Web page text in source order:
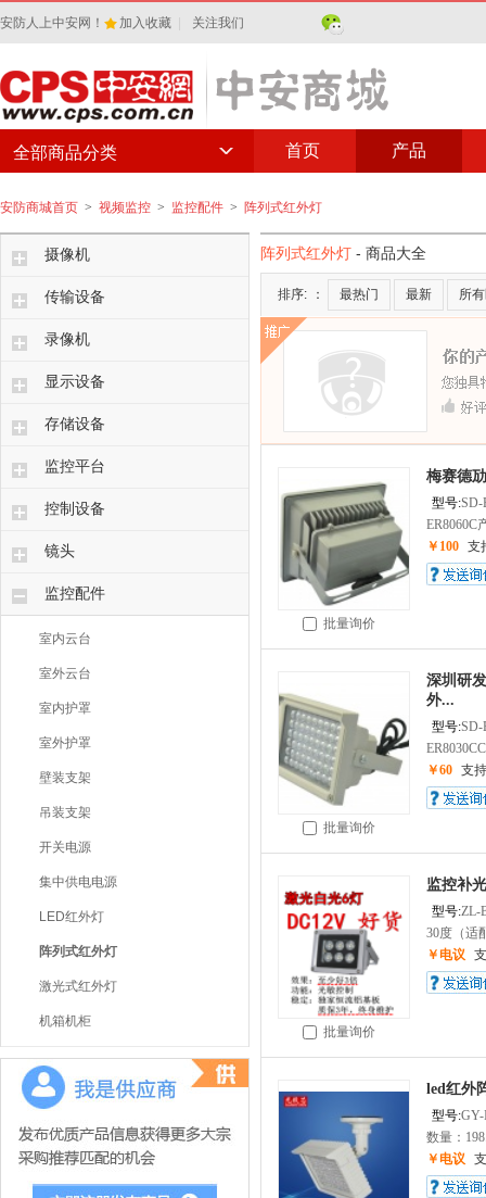
安防人上中安网！ 加入收藏 关注我们
首页 产品
全部商品分类
安防商城首页 > 视频监控 > 监控配件 > 阵列式红外灯
摄像机
传输设备
录像机
显示设备
存储设备
监控平台
控制设备
镜头
监控配件
室内云台
室外云台
室内护罩
室外护罩
壁装支架
吊装支架
开关电源
集中供电电源
LED红外灯
阵列式红外灯
激光式红外灯
机箱机柜
阵列式红外灯 - 商品大全
排序: ： 最热门 最新 所
批量询价
梅赛德
型号:SD-
ER8060C
￥100 支
批量询价
深圳研
外...
型号:SD-
￥60 支
批量询价
监控补
型号:ZL-
30度（适
￥电议
led红外
型号:GY-
数量：
￥电议